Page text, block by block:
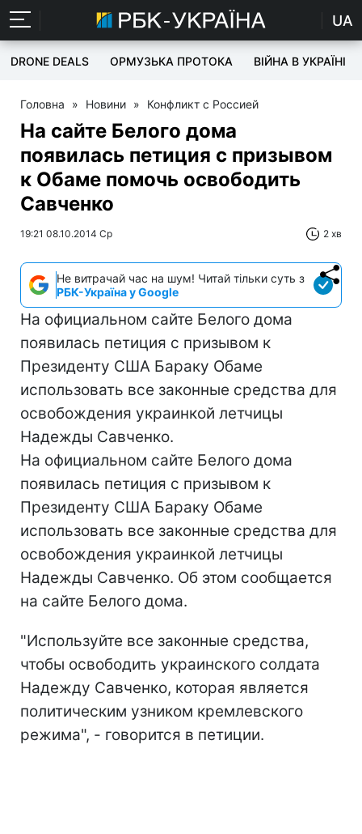
UA
DRONE DEALS ОРМУЗЬКА ПРОТОКА ВІЙНА В УКРАЇНІ
Головна » Новини » Конфликт с Россией
На сайте Белого дома
появилась петиция с призывом
к Обаме помочь освободить
Савченко
19:21 08.10.2014 Ср 2 хв
Не витрачай час на шум! Читай тільки суть з
РБК-Україна у Google
На официальном сайте Белого дома
появилась петиция с призывом к
Президенту США Бараку Обаме
использовать все законные средства для
освобождения украинкой летчицы
Надежды Савченко.
На официальном сайте Белого дома
появилась петиция с призывом к
Президенту США Бараку Обаме
использовать все законные средства для
освобождения украинкой летчицы
Надежды Савченко. Об этом сообщается
на сайте Белого дома.
"Используйте все законные средства,
чтобы освободить украинского солдата
Надежду Савченко, которая является
политическим узником кремлевского
режима", - говорится в петиции.